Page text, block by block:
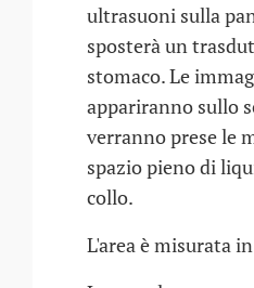
ultrasuoni sulla
sposterà un
stomaco. Le
appariranno sullo
verranno prese le
spazio pieno di
collo.
L'area è misurata